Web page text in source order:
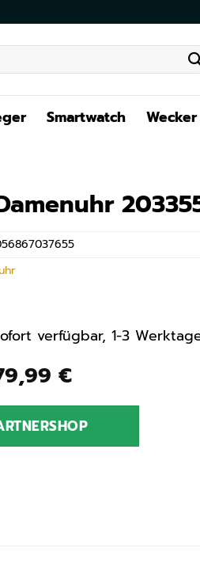
Smartwatch Wecker
Preis
€
€Aktueller
ist:
79,99 €.
verfügbar, 1-3